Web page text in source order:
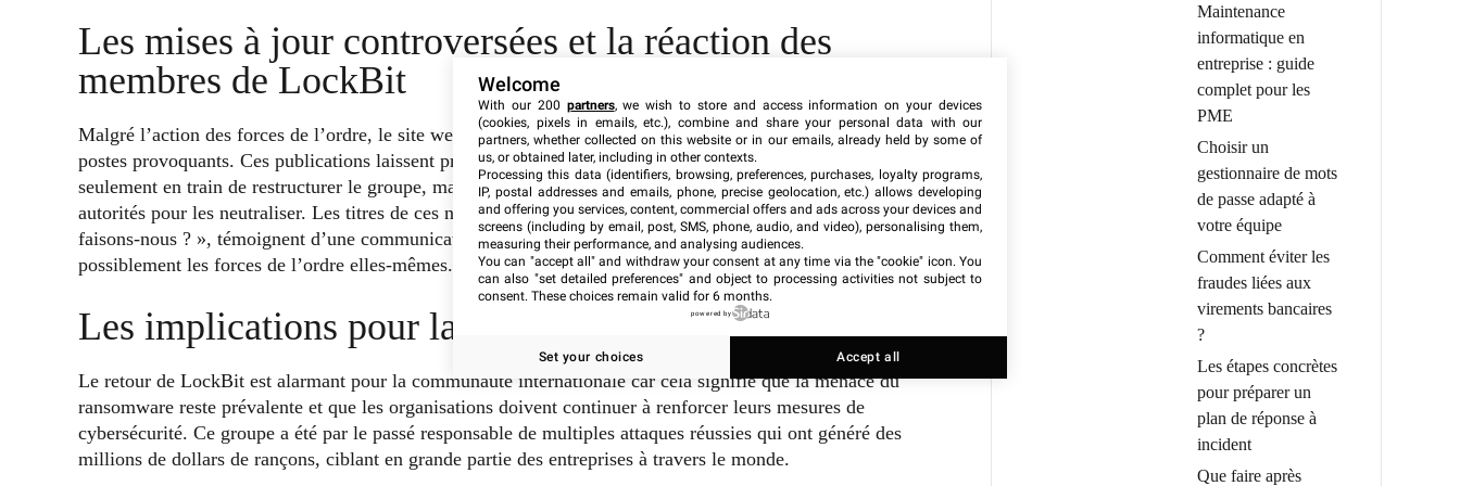
Les mises à jour controversées et la réaction des
membres de LockBit
Malgré l’action des forces de l’ordre, le site web de LockBit a reçu des mises à jour comprenant de nouveaux
postes provoquants. Ces publications laissent présumer que les opérateurs derrière LockBit sont non
seulement en train de restructurer le groupe, mais qu’ils défient également ouvertement les efforts des
autorités pour les neutraliser. Les titres de ces nouveaux posts, comme « Qui est LockBitSupp ? » ou « Que
faisons-nous ? », témoignent d’une communication directe et provocatrice avec le public, y compris
possiblement les forces de l’ordre elles-mêmes.
Les implications pour la sécurité globale des données
Le retour de LockBit est alarmant pour la communauté internationale car cela signifie que la menace du
ransomware reste prévalente et que les organisations doivent continuer à renforcer leurs mesures de
cybersécurité. Ce groupe a été par le passé responsable de multiples attaques réussies qui ont généré des
millions de dollars de rançons, ciblant en grande partie des entreprises à travers le monde.
Maintenance
informatique en
entreprise : guide
complet pour les
PME
Choisir un
gestionnaire de mots
de passe adapté à
votre équipe
Comment éviter les
fraudes liées aux
virements bancaires
?
Les étapes concrètes
pour préparer un
plan de réponse à
incident
Que faire après
Welcome
With our 200 partners, we wish to store and access information on your devices
(cookies, pixels in emails, etc.), combine and share your personal data with our
partners, whether collected on this website or in our emails, already held by some of
us, or obtained later, including in other contexts.
Processing this data (identifiers, browsing, preferences, purchases, loyalty programs,
IP, postal addresses and emails, phone, precise geolocation, etc.) allows developing
and offering you services, content, commercial offers and ads across your devices and
screens (including by email, post, SMS, phone, audio, and video), personalising them,
measuring their performance, and analysing audiences.
You can "accept all" and withdraw your consent at any time via the "cookie" icon. You
can also "set detailed preferences" and object to processing activities not subject to
consent. These choices remain valid for 6 months.
powered by
Set your choices Accept all